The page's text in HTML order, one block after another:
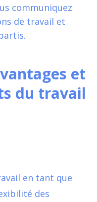
communiquez
de travail et
et
du travail
en tant que
des